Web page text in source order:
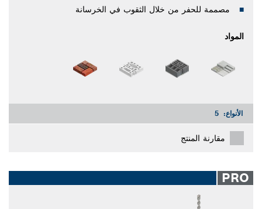
مصممة للحفر من خلال الثقوب في الخرسانة
المواد
الأنواع: 5
مقارنة المنتج
PRO